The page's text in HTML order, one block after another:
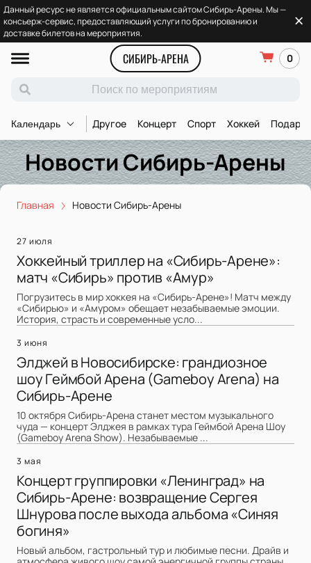
Данный ресурс не является официальным сайтом Сибирь-Арены. Мы —
консьерж-сервис, предоставляющий услуги по бронированию и
доставке билетов на мероприятия.
СИБИРЬ-АРЕНА 0
Календарь Другое Концерт Спорт Хоккей
Новости Сибирь-Арены
Главная Новости Сибирь-Арены
27 июля
Хоккейный триллер на «Сибирь-Арене»:
матч «Сибирь» против «Амур»
Погрузитесь в мир хоккея на «Сибирь-Арене»! Матч между
«Сибирью» и «Амуром» обещает незабываемые эмоции.
История, страсть и современные усло...
3 июня
Элджей в Новосибирске: грандиозное
шоу Геймбой Арена (Gameboy Arena) на
Сибирь-Арене
10 октября Сибирь-Арена станет местом музыкального
чуда — концерт Элджея в рамках тура Геймбой Арена Шоу
(Gameboy Arena Show). Незабываемые ...
3 мая
Концерт группировки «Ленинград» на
Сибирь-Арене: возвращение Сергея
Шнурова после выхода альбома «Синяя
богиня»
Новый альбом, гастрольный тур и любимые песни. Драйв и